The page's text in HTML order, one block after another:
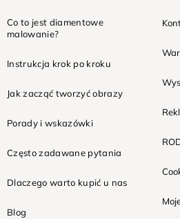
Co to jest diamentowe
malowanie?
Instrukcja krok po kroku
Jak zacząć tworzyć obrazy
Porady i wskazówki
Często zadawane pytania
Dlaczego warto kupić u nas
Blog